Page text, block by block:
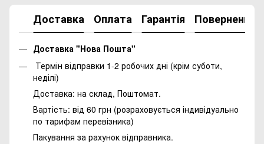
Доставка Оплата Гарантія Повернення
Доставка "Нова Пошта"
Термін відправки 1-2 робочих дні (крім суботи,
неділі)
Доставка: на склад, Поштомат.
Вартість: від 60 грн (розраховується індивідуально
по тарифам перевізника)
Пакування за рахунок відправника.